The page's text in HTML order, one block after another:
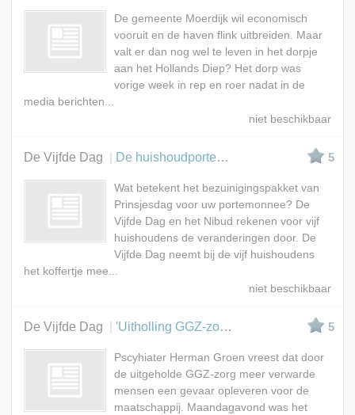
De gemeente Moerdijk wil economisch
vooruit en de haven flink uitbreiden. Maar
valt er dan nog wel te leven in het dorpje
aan het Hollands Diep? Het dorp was
vorige week in rep en roer nadat in de
media berichten...
De Vijfde Dag De huishoudportemonnee van 2014 5
Wat betekent het bezuinigingspakket van
Prinsjesdag voor uw portemonnee? De
Vijfde Dag en het Nibud rekenen voor vijf
huishoudens de veranderingen door. De
Vijfde Dag neemt bij de vijf huishoudens
het koffertje mee...
De Vijfde Dag 'Uitholling GGZ-zorg gevaarlijk' 5
Pscyhiater Herman Groen vreest dat door
de uitgeholde GGZ-zorg meer verwarde
mensen een gevaar opleveren voor de
maatschappij. Maandagavond was het